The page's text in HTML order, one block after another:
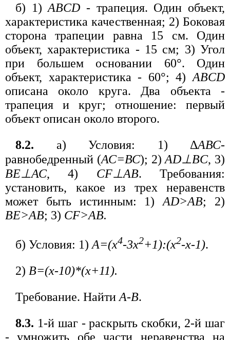
б) 1)ABCD - трапеция. Один объект,
характеристика качественная; 2) Боковая
сторона трапеции равна 15 см. Один
объект, характеристика - 15 см; 3) Угол
при большем основании 60°. Один
объект, характеристика - 60°; 4) ABCD
описана около круга. Два объекта -
трапеция и круг; отношение: первый
объект описан около второго.
8.2. а) Условия: 1) ΔАВС-
равнобедренный (АС=ВС); 2)AD⊥BC, 3)
BE⊥АС, 4) CF⊥AB. Требования:
установить, какое из трех неравенств
может быть истинным: 1)AD>AB; 2)
ВЕ>АВ; 3) CF>AB.
б) Условия: 1) А=(x4-3x2+1):(х2-х-1).
2) B=(x-10)*(x+11).
Требование. Найти А-В.
8.3. 1-й шаг - раскрыть скобки, 2-й шаг
- умножить обе части неравенства на